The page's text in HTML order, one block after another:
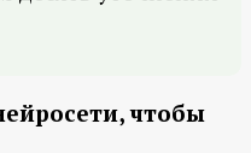
чтобы